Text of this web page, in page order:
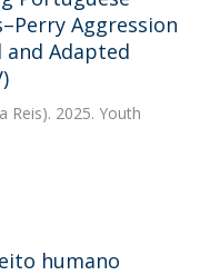
Aggression
and Adapted
Reis). 2025. Youth
humano